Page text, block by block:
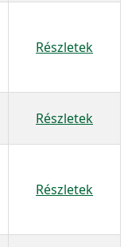
Részletek
Részletek
Részletek